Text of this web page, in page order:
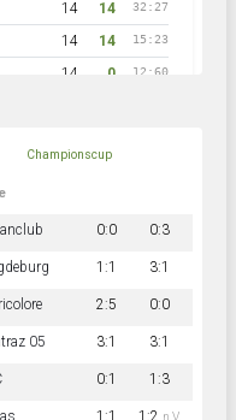
14 14 32:27
14 14 15:23
14 0 12:60
Championscup
0:0 0:3
1:1 3:1
2:5 0:0
05 3:1 3:1
0:1 1:3
1:1 1:2 n.V.